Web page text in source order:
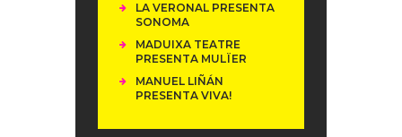
LA VERONAL PRESENTA
SONOMA
MADUIXA TEATRE
PRESENTA MULÏER
MANUEL LIÑÁN
PRESENTA VIVA!